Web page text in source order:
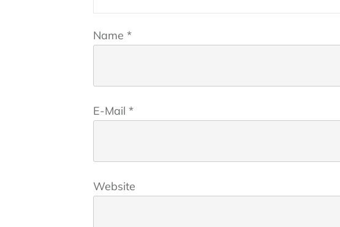
Name *
E-Mail *
Website